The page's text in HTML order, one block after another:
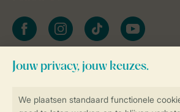
facebookinstagramtiktok youtube
Blijf op de hoogte